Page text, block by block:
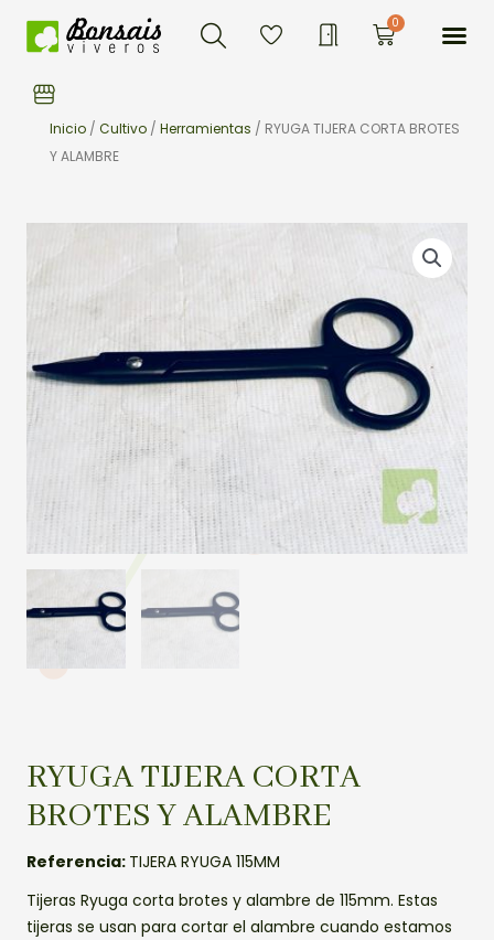
Buscar 0Carrito
Inicio / Cultivo / Herramientas / RYUGA TIJERA CORTA BROTES
Y ALAMBRE
RYUGA TIJERA CORTA
BROTES Y ALAMBRE
Referencia: TIJERA RYUGA 115MM
Tijeras Ryuga corta brotes y alambre de 115mm. Estas
tijeras se usan para cortar el alambre cuando estamos